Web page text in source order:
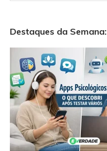
Destaques da Semana: